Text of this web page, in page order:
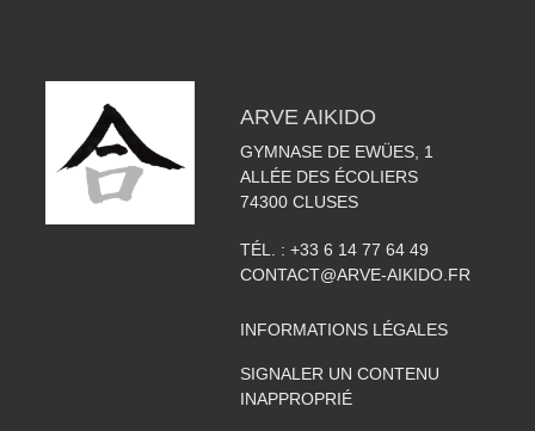
ARVE AIKIDO
GYMNASE DE EWÜES, 1
ALLÉE DES ÉCOLIERS
74300 CLUSES
TÉL. : +33 6 14 77 64 49
CONTACT@ARVE-AIKIDO.FR
INFORMATIONS LÉGALES
SIGNALER UN CONTENU
INAPPROPRIÉ